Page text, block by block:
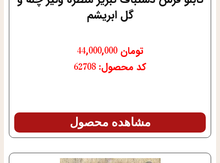
گل ابریشم
تومان 44,000,000
کد محصول: 62708
مشاهده محصول